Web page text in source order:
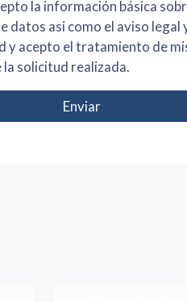
sobre
legal y la política
solicitud realizada.
Enviar